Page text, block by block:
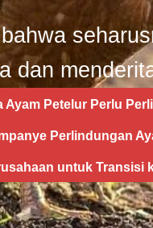
dan
Ayam Petelur Perlu
Perlindungan
untuk Transisi